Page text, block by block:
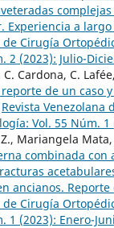
Experiencia a
de Cirugía
2 (2023): Julio-
Cardona, C. Lafée,
de un caso
Revista Venezolana
Vol. 55 Núm. 1
Mariangela
combinada
ancianos. Reporte
de Cirugía
1 (2023): Enero-